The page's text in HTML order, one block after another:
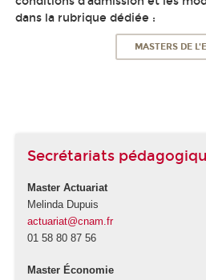
dans la rubrique dédiée :
MASTERS DE
Secrétariats
Master Actuariat
Melinda Dupuis
actuariat@cnam.fr
01 58 80 87 56
Master Économie